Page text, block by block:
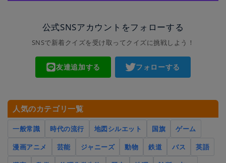
公式SNSアカウントをフォローする
SNSで新着クイズを受け取ってクイズに挑戦しよう！
友達追加する フォローする
人気のカテゴリ一覧
一般常識 時代の流行 地図シルエット 国旗
ゲーム
漫画アニメ
芸能 ジャニーズ 動物 鉄道 バス
英語